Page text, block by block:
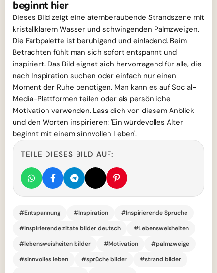
beginnt hier
Dieses Bild zeigt eine atemberaubende Strandszene mit
kristallklarem Wasser und schwingenden Palmzweigen.
Die Farbpalette ist beruhigend und einladend. Beim
Betrachten fühlt man sich sofort entspannt und
inspiriert. Das Bild eignet sich hervorragend für alle, die
nach Inspiration suchen oder einfach nur einen
Moment der Ruhe benötigen. Man kann es auf Social-
Media-Plattformen teilen oder als persönliche
Motivation verwenden. Lass dich von diesem Anblick
und den Worten inspirieren: 'Ein würdevolles Alter
beginnt mit einem sinnvollen Leben'.
TEILE DIESES BILD AUF:
#Entspannung #Inspiration
#Inspirierende Sprüche
#inspirierende zitate bilder deutsch
#Lebensweisheiten
#lebensweisheiten bilder
#Motivation
#palmzweige
#sinnvolles leben
#sprüche bilder
#strand bilder